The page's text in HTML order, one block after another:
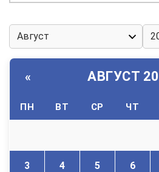
« АВГУСТ
ПН ВТ СР ЧТ
3 4 5 6